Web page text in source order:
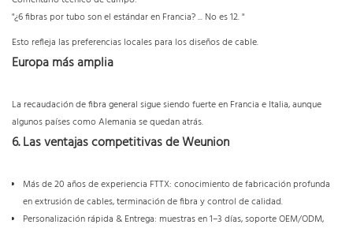
"¿6 fibras por tubo son el estándar en Francia? ... No es 12. "
Esto refleja las preferencias locales para los diseños de cable.
Europa más amplia
La recaudación de fibra general sigue siendo fuerte en Francia e Italia, aunque
algunos países como Alemania se quedan atrás.
6. Las ventajas competitivas de Weunion
Más de 20 años de experiencia FTTX: conocimiento de fabricación profunda
en extrusión de cables, terminación de fibra y control de calidad.
Personalización rápida & Entrega: muestras en 1–3 días, soporte OEM/ODM,